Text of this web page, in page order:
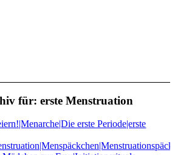
für:erste Menstruation